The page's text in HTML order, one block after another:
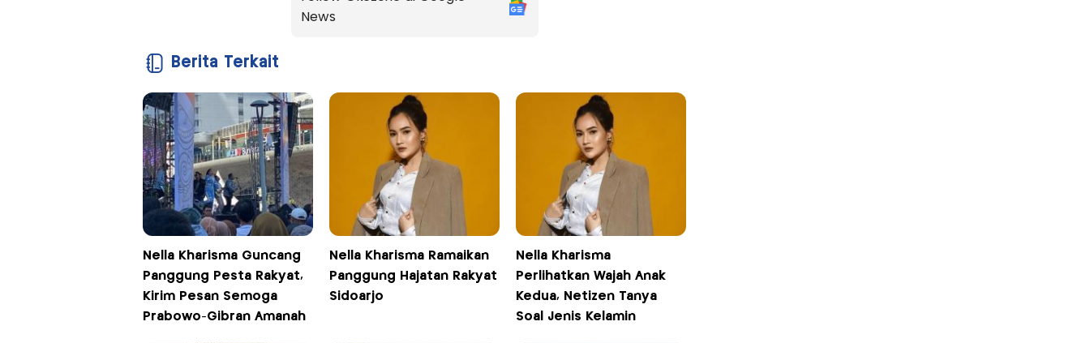
News
Berita Terkait
Nella Kharisma Guncang
Panggung Pesta Rakyat,
Kirim Pesan Semoga
Prabowo-Gibran Amanah
Nella Kharisma Ramaikan
Panggung Hajatan Rakyat
Sidoarjo
Nella Kharisma
Perlihatkan Wajah Anak
Kedua, Netizen Tanya
Soal Jenis Kelamin